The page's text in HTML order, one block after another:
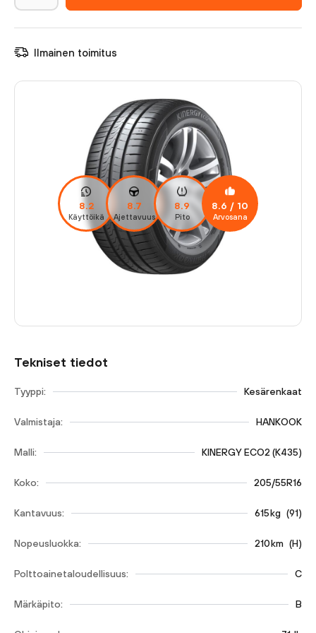
8.2
Käyttöikä
8.7
Ajettavuus
8.9
Pito
8.6 / 10
Arvosana
Tekniset tiedot
Tyyppi: Kesärenkaat
Valmistaja: HANKOOK
Malli: KINERGY ECO2 (K435)
Koko: 205/55R16
Kantavuus: 615kg (91)
Nopeusluokka: 210km (H)
Polttoainetaloudellisuus: C
Märkäpito: B
Ilmainen toimitus